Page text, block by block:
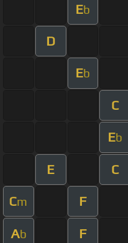
Eb
D
Eb
C
Eb
E C
Cm F
Ab F